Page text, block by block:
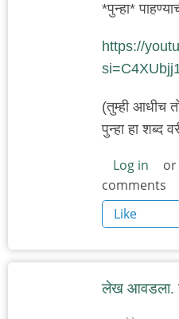
*पुन्हा*
https://
(तुम्ही आधीच
पुन्हा हा शब्द
Log in or
comments
Like
लेख आवडला.